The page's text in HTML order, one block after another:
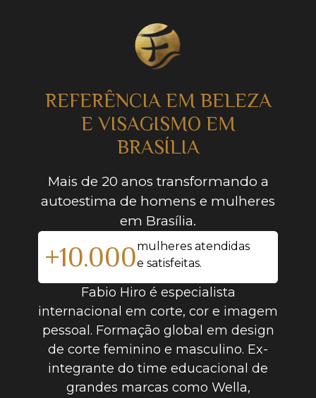
REFERÊNCIA EM BELEZA
E VISAGISMO EM
BRASÍLIA
Mais de 20 anos transformando a
autoestima de homens e mulheres
em Brasília.
+10.000mulheres atendidas
e satisfeitas.
Fabio Hiro é especialista
internacional em corte, cor e imagem
pessoal. Formação global em design
de corte feminino e masculino. Ex-
integrante do time educacional de
grandes marcas como Wella,